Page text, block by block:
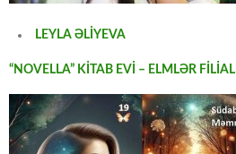
LEYLA ƏLİYEVA
“NOVELLA” KİTAB EVİ – ELMLƏR FİLİALI